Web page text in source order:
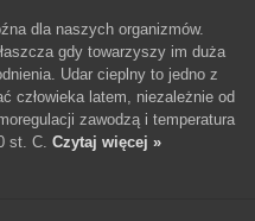
dla naszych organizmów.
gdy towarzyszy im duża
Udar cieplny to jedno z
człowieka latem, niezależnie od
zawodzą i temperatura
st. C. Czytaj więcej »